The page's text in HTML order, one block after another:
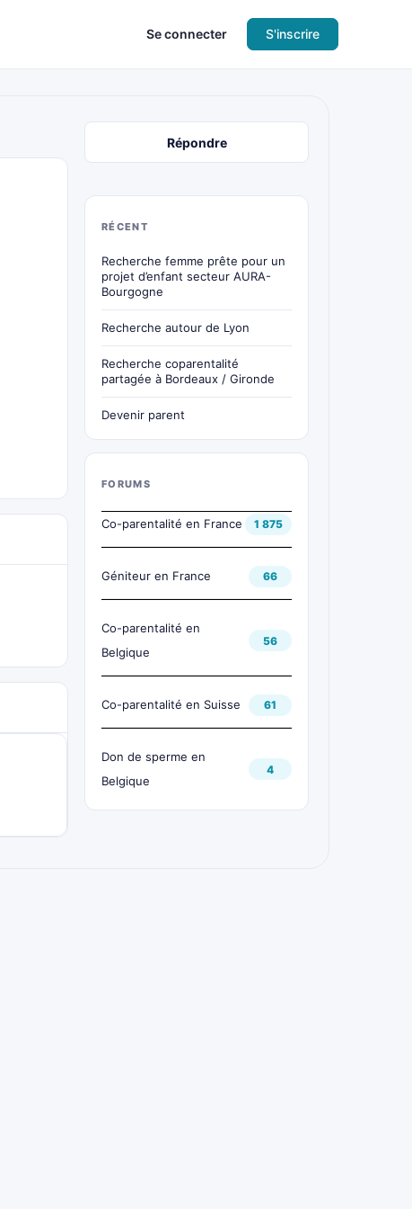
Se connecter S'inscrire
Répondre
RÉCENT
Recherche femme prête pour un
projet d’enfant secteur AURA-
Bourgogne
Recherche autour de Lyon
Recherche coparentalité
partagée à Bordeaux / Gironde
Devenir parent
FORUMS
Co-parentalité en France 1 875
Géniteur en France 66
Co-parentalité en
Belgique
56
Co-parentalité en Suisse 61
Don de sperme en
Belgique
4